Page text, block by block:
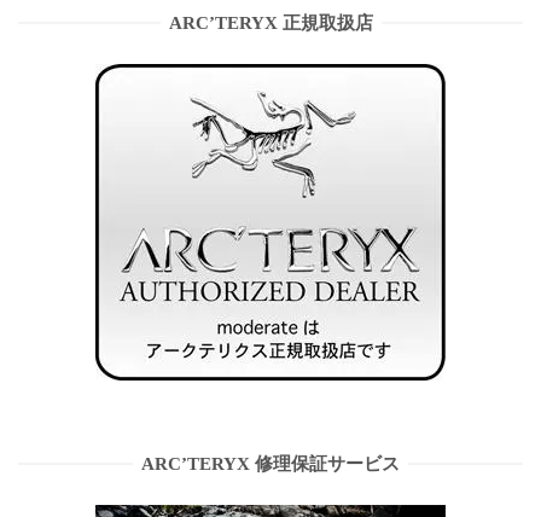
ARC’TERYX 正規取扱店
ARC’TERYX 修理保証サービス